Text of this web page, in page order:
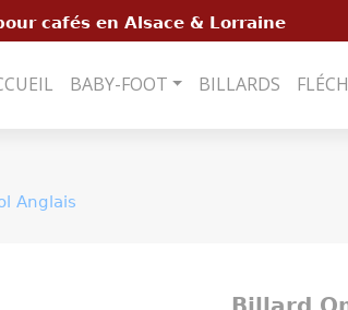
cafés en Alsace & Lorraine
BABY-FOOT BILLARDS
Anglais